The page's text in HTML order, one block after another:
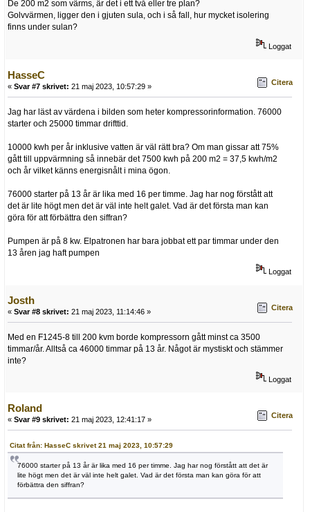
De 200 m2 som värms, är det i ett två eller tre plan?
Golvvärmen, ligger den i gjuten sula, och i så fall, hur mycket isolering
finns under sulan?
Loggat
HasseC
« Svar #7 skrivet: 21 maj 2023, 10:57:29 » Citera
Jag har läst av värdena i bilden som heter kompressorinformation. 76000
starter och 25000 timmar drifttid.
10000 kwh per år inklusive vatten är väl rätt bra? Om man gissar att 75%
gått till uppvärmning så innebär det 7500 kwh på 200 m2 = 37,5 kwh/m2
och år vilket känns energisnålt i mina ögon.
76000 starter på 13 år är lika med 16 per timme. Jag har nog förstått att
det är lite högt men det är väl inte helt galet. Vad är det första man kan
göra för att förbättra den siffran?
Pumpen är på 8 kw. Elpatronen har bara jobbat ett par timmar under den
13 åren jag haft pumpen
Loggat
Josth
« Svar #8 skrivet: 21 maj 2023, 11:14:46 » Citera
Med en F1245-8 till 200 kvm borde kompressorn gått minst ca 3500
timmar/år. Alltså ca 46000 timmar på 13 år. Något är mystiskt och stämmer
inte?
Loggat
Roland
« Svar #9 skrivet: 21 maj 2023, 12:41:17 » Citera
Citat från: HasseC skrivet 21 maj 2023, 10:57:29
76000 starter på 13 år är lika med 16 per timme. Jag har nog förstått att det är
lite högt men det är väl inte helt galet. Vad är det första man kan göra för att
förbättra den siffran?